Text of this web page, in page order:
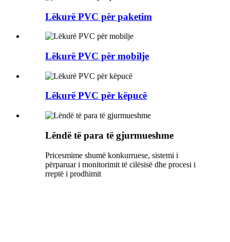
Lëkurë PVC për paketim
Lëkurë PVC për mobilje
Lëkurë PVC për këpucë
Lëndë të para të gjurmueshme
Pricesmime shumë konkurruese, sistemi i
përparuar i monitorimit të cilësisë dhe procesi i
rreptë i prodhimit